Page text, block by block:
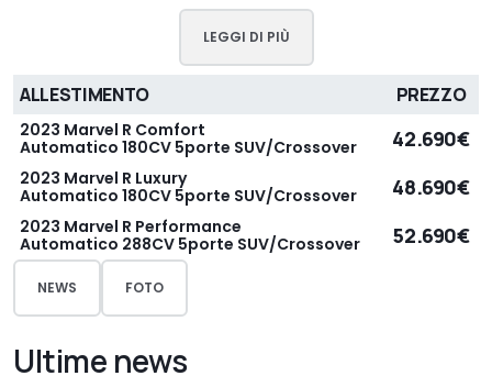
LEGGI DI PIÙ
ALLESTIMENTO PREZZO
2023 Marvel R Comfort
Automatico 180CV 5porte SUV/Crossover
42.690€
2023 Marvel R Luxury
Automatico 180CV 5porte SUV/Crossover
48.690€
2023 Marvel R Performance
Automatico 288CV 5porte SUV/Crossover
52.690€
NEWS FOTO
Ultime news